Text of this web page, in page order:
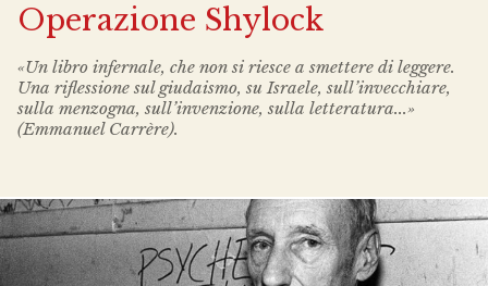
Operazione Shylock
«Un libro infernale, che non si riesce a smettere di leggere.
Una riflessione sul giudaismo, su Israele, sull’invecchiare,
sulla menzogna, sull’invenzione, sulla letteratura...»
(Emmanuel Carrère).